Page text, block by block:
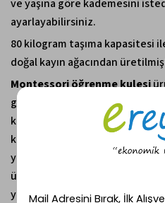
ve yaşına göre kademesini
ayarlayabilirsiniz.
80 kilogram taşıma kapasitesi
doğal kayın ağacından
Montessori öğrenme kulesi
güvenliği için tüm kenarları
kenar bulunmamaktadır.
kullanılmamıştır.
Temizliğini
yapabilirsiniz. Tornovida
ürününüzü 15 dakika içerisinde
yapabilirsiniz.